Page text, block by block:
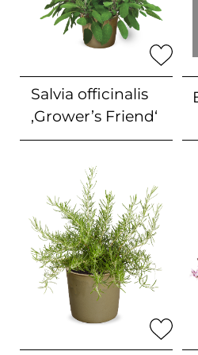
1-2L
1L
3-5
Blütenfarbe
einmal
frühjahr sommer
frühjahr, sommer,
herbst
frühjahr-sommer
Salvia officinalis
‚Grower’s Friend‘